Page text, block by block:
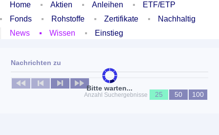
Home Aktien Anleihen
ETF/ETP
Fonds
Rohstoffe Zertifikate
Nachhaltig
News
Wissen Einstieg
Bitte warten...
Nachrichten zu
Keine News verfügbar
Anzahl Suchergebnisse
25 50 100